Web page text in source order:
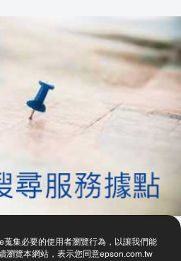
蒐集必要的使用者瀏覽行為，以讓我們能
瀏覽本網站，表示您同意epson.com.tw